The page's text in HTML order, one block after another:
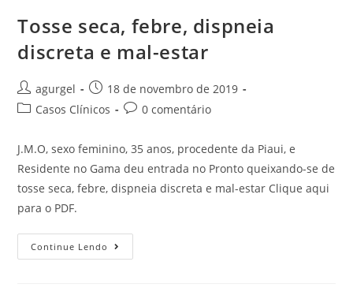
Tosse seca, febre, dispneia
discreta e mal-estar
agurgel
18 de novembro de 2019
Casos Clínicos
0 comentário
J.M.O, sexo feminino, 35 anos, procedente da Piaui, e
Residente no Gama deu entrada no Pronto queixando-se de
tosse seca, febre, dispneia discreta e mal-estar Clique aqui
para o PDF.
Continue Lendo